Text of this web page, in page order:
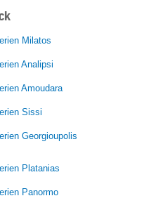
Milatos
Analipsi
Amoudara
Sissi
Georgioupolis
Platanias
Panormo